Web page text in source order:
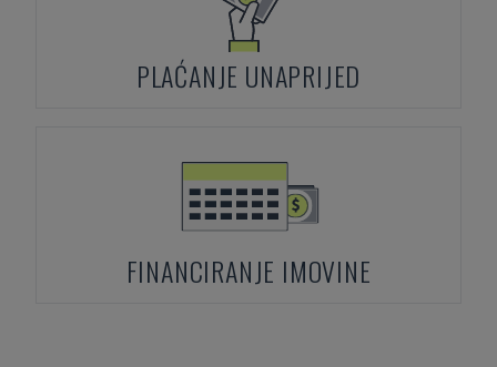
PLAĆANJE UNAPRIJED
FINANCIRANJE IMOVINE